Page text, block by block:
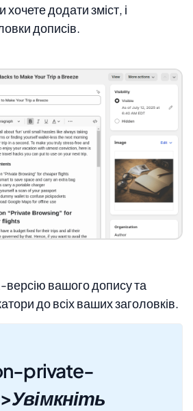
хочете додати зміст, і
дописів.
версію вашого допису та
до всіх ваших заголовків.
private-